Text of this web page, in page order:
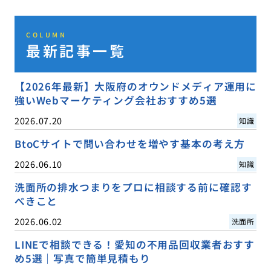
COLUMN
最新記事一覧
【2026年最新】大阪府のオウンドメディア運用に
強いWebマーケティング会社おすすめ5選
2026.07.20 知識
BtoCサイトで問い合わせを増やす基本の考え方
2026.06.10 知識
洗面所の排水つまりをプロに相談する前に確認す
べきこと
2026.06.02 洗面所
LINEで相談できる！愛知の不用品回収業者おすす
め5選｜写真で簡単見積もり